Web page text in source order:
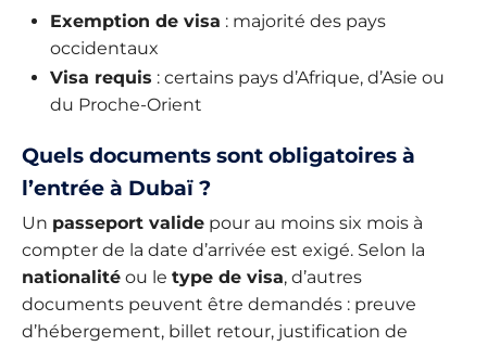
Exemption de visa : majorité des pays
occidentaux
Visa requis : certains pays d’Afrique, d’Asie ou
du Proche-Orient
Quels documents sont obligatoires à
l’entrée à Dubaï ?
Un passeport valide pour au moins six mois à
compter de la date d’arrivée est exigé. Selon la
nationalité ou le type de visa, d’autres
documents peuvent être demandés : preuve
d’hébergement, billet retour, justification de